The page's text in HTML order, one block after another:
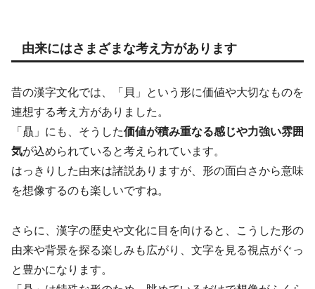
由来にはさまざまな考え方があります
昔の漢字文化では、「貝」という形に価値や大切なものを
連想する考え方がありました。
「贔」にも、そうした価値が積み重なる感じや力強い雰囲
気が込められていると考えられています。
はっきりした由来は諸説ありますが、形の面白さから意味
を想像するのも楽しいですね。
さらに、漢字の歴史や文化に目を向けると、こうした形の
由来や背景を探る楽しみも広がり、文字を見る視点がぐっ
と豊かになります。